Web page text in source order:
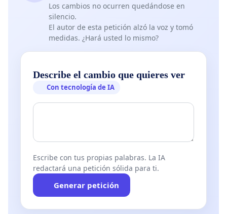
Los cambios no ocurren quedándose en
silencio.
El autor de esta petición alzó la voz y tomó
medidas. ¿Hará usted lo mismo?
Describe el cambio que quieres ver
Con tecnología de IA
Escribe con tus propias palabras. La IA
redactará una petición sólida para ti.
Generar petición